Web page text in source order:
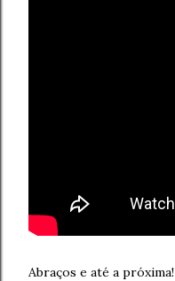
Abraços e até a próxima!